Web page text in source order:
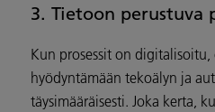
3. Tietoon perustuva
Kun prosessit on
hyödyntämään tekoälyn ja
täysimääräisesti. Joka kerta,